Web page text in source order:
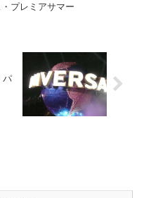
プレミアサマー
パ